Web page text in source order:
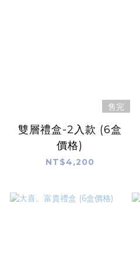
售完
雙層禮盒-2入款 (6盒
價格)
NT$4,200